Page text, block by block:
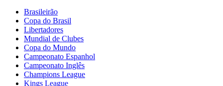
Brasileirão
Copa do Brasil
Libertadores
Mundial de Clubes
Copa do Mundo
Campeonato Espanhol
Campeonato Inglês
Champions League
Kings League